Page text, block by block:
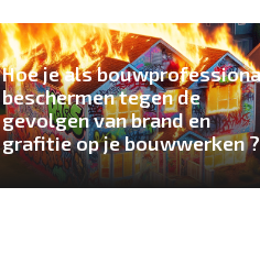
Hoe je als
beschermen tegen de
gevolgen van brand en
grafitie op je bouwwerken ?